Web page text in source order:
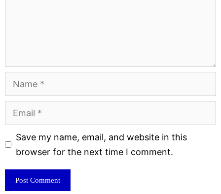
Name
Email
Website
Save my name, email, and website in this
browser for the next time I comment.